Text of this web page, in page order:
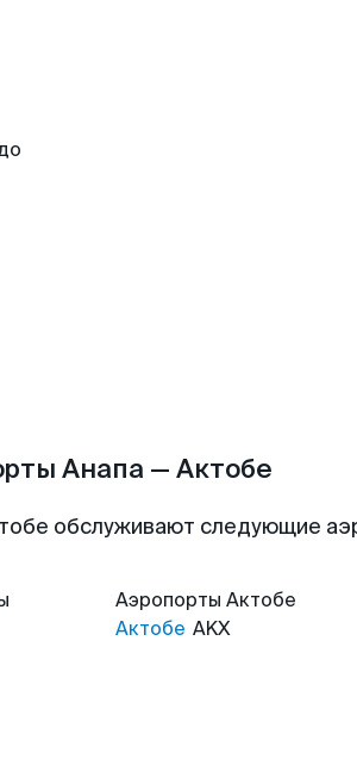
Анапа — Актобе
обслуживают следующие
Аэропорты Актобе
Актобе AKX